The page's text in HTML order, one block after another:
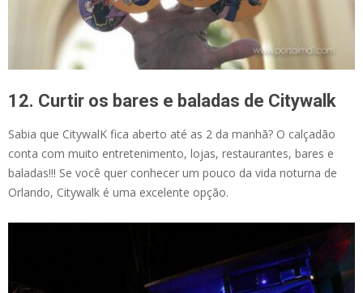
12. Curtir os bares e baladas de Citywalk
Sabia que CitywalK fica aberto até as 2 da manhã? O calçadão
conta com muito entretenimento, lojas, restaurantes, bares e
baladas!!! Se você quer conhecer um pouco da vida noturna de
Orlando, Citywalk é uma excelente opção.